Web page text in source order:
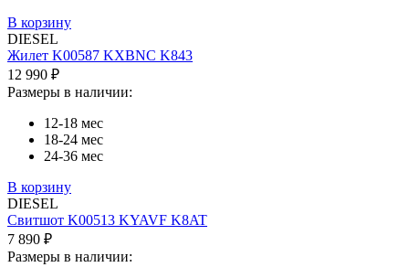
В корзину
DIESEL
Жилет K00587 KXBNC K843
12 990 ₽
Размеры в наличии:
12-18 мес
18-24 мес
24-36 мес
В корзину
DIESEL
Свитшот K00513 KYAVF K8AT
7 890 ₽
Размеры в наличии: